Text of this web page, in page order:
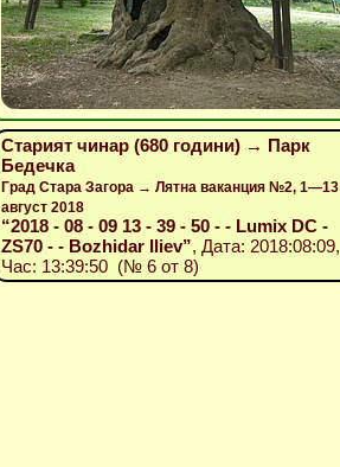
Старият чинар (680 години) → Парк
Бедечка
Град Стара Загора → Лятна ваканция №2, 1—13
август 2018
“2018 - 08 - 09 13 - 39 - 50 - - Lumix DC -
ZS70 - - Bozhidar Iliev”, Дата: 2018:08:09,
Час: 13:39:50 (№ 6 от 8)